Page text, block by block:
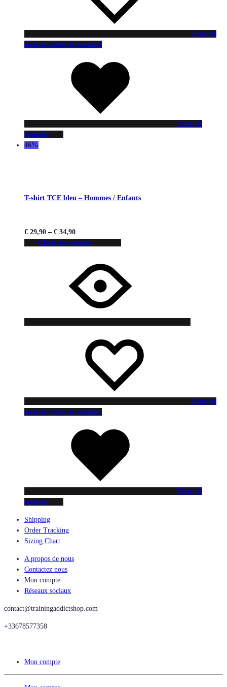
Liste de
souhaits Liste de souhaits
Liste de
souhaits
46%
T-shirt TCE bleu – Hommes / Enfants
€ 29,90 – € 34,90
Choix des options
Liste de
souhaits Liste de souhaits
Liste de
souhaits
Shipping
Order Tracking
Sizing Chart
A propos de nous
Contactez nous
Mon compte
Réseaux sociaux
contact@trainingaddictshop.com
+33678577358
Mon compte